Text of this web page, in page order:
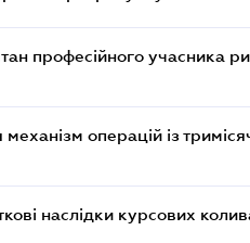
професійного учасника
операцій із
наслідки курсових